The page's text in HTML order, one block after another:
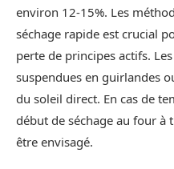
environ 12-15%. Les
séchage rapide est crucial
perte de principes actifs.
suspendues en guirlandes
du soleil direct. En cas de
début de séchage au four à
être envisagé.